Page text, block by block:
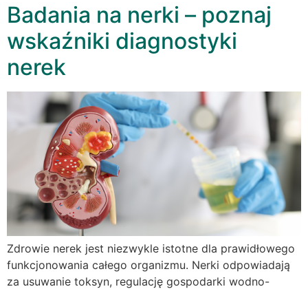
Badania na nerki – poznaj
wskaźniki diagnostyki
nerek
Zdrowie nerek jest niezwykle istotne dla prawidłowego
funkcjonowania całego organizmu. Nerki odpowiadają
za usuwanie toksyn, regulację gospodarki wodno-